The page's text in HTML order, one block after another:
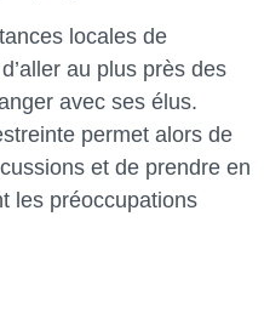
locales de
au plus près des
avec ses élus.
permet alors de
et de prendre en
les préoccupations